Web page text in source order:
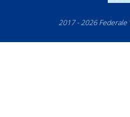
2017 - 2026 Federale